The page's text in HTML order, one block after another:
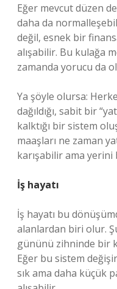
Eğer mevcut düzen
daha da
değil, esnek bir
alışabilir. Bu kulağa
zamanda yorucu da
Ya şöyle olursa:
dağıldığı, sabit bir
kalktığı bir sistem
maaşları ne zaman
karışabilir ama
İş hayatı
İş hayatı bu
alanlardan biri olur.
gününü zihninde bir
Eğer bu sistem
sık ama daha küçük